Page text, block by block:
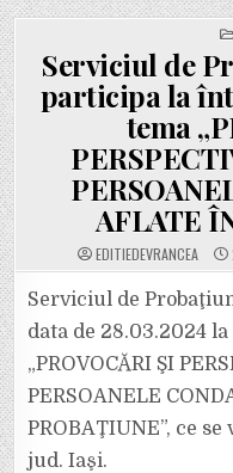
Serviciul de
participa la
tema
AFLATE
EDITIEDEVRANCEA
Serviciul de
data de 28.03.2024
„PROVOCĂRI ŞI
PERSOANELE
PROBAŢIUNE”, ce
jud. Iaşi.